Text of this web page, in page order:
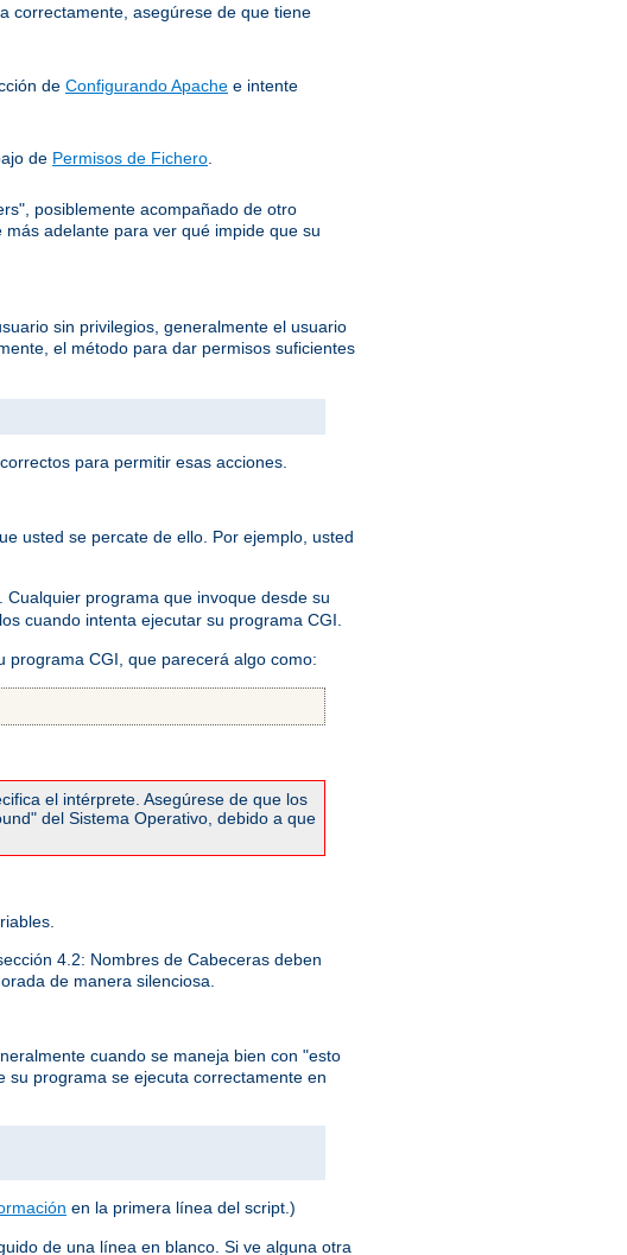
correctamente, asegúrese de que tiene
de Configurando Apache e intente
de Permisos de Fichero
posiblemente acompañado de otro
adelante para ver qué impide que su
sin privilegios, generalmente el usuario
el método para dar permisos suficientes
para permitir esas acciones.
usted se percate de ello. Por ejemplo, usted
. Cualquier programa que invoque desde su
cuando intenta ejecutar su programa CGI.
programa CGI, que parecerá algo como:
el intérprete. Asegúrese de que los
del Sistema Operativo, debido a que
sección 4.2: Nombres de Cabeceras deben
de manera silenciosa.
cuando se maneja bien con "esto
programa se ejecuta correctamente en
en la primera línea del script.)
de una línea en blanco. Si ve alguna otra